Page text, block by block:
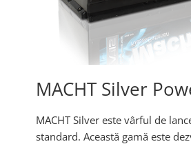
MACHT Silver
MACHT Silver este vârful de
standard. Această gamă este